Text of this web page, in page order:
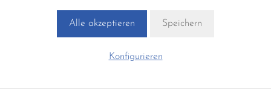
Alle akzeptieren Speichern
Konfigurieren